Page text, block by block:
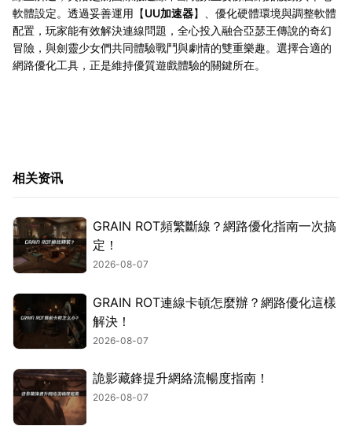
軟體設定。透過妥善運用【UU加速器】、優化硬體環境與調整軟體
配置，玩家能有效解決連線問題，全心投入融合亞瑟王傳說的奇幻
冒險，與劍靈少女們共同體驗戰鬥與劇情的雙重樂趣。選擇合適的
網路優化工具，正是維持優質遊戲體驗的關鍵所在。
相关资讯
GRAIN ROT頻繁斷線？網路優化指南一次搞
定！
2026-08-07
GRAIN ROT連線卡頓怎麼辦？網路優化這樣
解決！
2026-08-07
詭影藏鋒提升網絡流暢度指南！
2026-08-07